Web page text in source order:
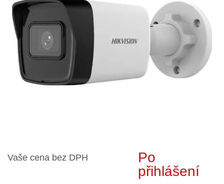
Vaše cena bez DPH
Po
přihlášení